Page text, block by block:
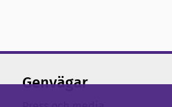
Genvägar